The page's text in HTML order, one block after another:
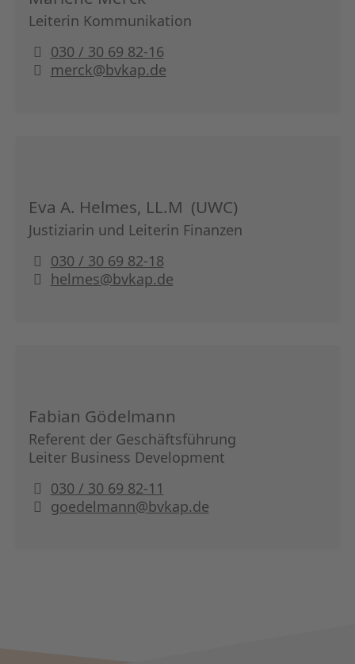
Leiterin Kommunikation
030 / 30 69 82-16
merck@bvkap.de
Eva A. Helmes, LL.M (UWC)
Justiziarin und Leiterin Finanzen
030 / 30 69 82-18
helmes@bvkap.de
Fabian Gödelmann
Referent der Geschäftsführung
Leiter Business Development
030 / 30 69 82-11
goedelmann@bvkap.de